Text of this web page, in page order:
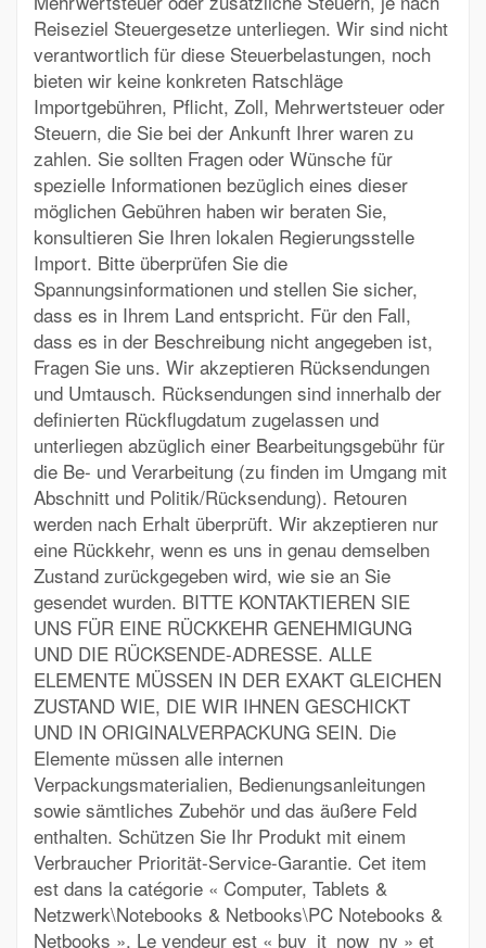
Reiseziel Steuergesetze unterliegen. Wir sind nicht
verantwortlich für diese Steuerbelastungen, noch
bieten wir keine konkreten Ratschläge
Importgebühren, Pflicht, Zoll, Mehrwertsteuer oder
Steuern, die Sie bei der Ankunft Ihrer waren zu
zahlen. Sie sollten Fragen oder Wünsche für
spezielle Informationen bezüglich eines dieser
möglichen Gebühren haben wir beraten Sie,
konsultieren Sie Ihren lokalen Regierungsstelle
Import. Bitte überprüfen Sie die
Spannungsinformationen und stellen Sie sicher,
dass es in Ihrem Land entspricht. Für den Fall,
dass es in der Beschreibung nicht angegeben ist,
Fragen Sie uns. Wir akzeptieren Rücksendungen
und Umtausch. Rücksendungen sind innerhalb der
definierten Rückflugdatum zugelassen und
unterliegen abzüglich einer Bearbeitungsgebühr für
die Be- und Verarbeitung (zu finden im Umgang mit
Abschnitt und Politik/Rücksendung). Retouren
werden nach Erhalt überprüft. Wir akzeptieren nur
eine Rückkehr, wenn es uns in genau demselben
Zustand zurückgegeben wird, wie sie an Sie
gesendet wurden. BITTE KONTAKTIEREN SIE
UNS FÜR EINE RÜCKKEHR GENEHMIGUNG
UND DIE RÜCKSENDE-ADRESSE. ALLE
ELEMENTE MÜSSEN IN DER EXAKT GLEICHEN
ZUSTAND WIE, DIE WIR IHNEN GESCHICKT
UND IN ORIGINALVERPACKUNG SEIN. Die
Elemente müssen alle internen
Verpackungsmaterialien, Bedienungsanleitungen
sowie sämtliches Zubehör und das äußere Feld
enthalten. Schützen Sie Ihr Produkt mit einem
Verbraucher Priorität-Service-Garantie. Cet item
est dans la catégorie « Computer, Tablets &
Netzwerk\Notebooks & Netbooks\PC Notebooks &
Netbooks ». Le vendeur est « buy_it_now_ny » et